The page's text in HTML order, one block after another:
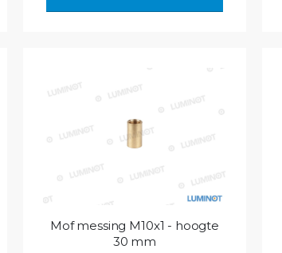
Mof messing M10x1 - hoogte
30 mm